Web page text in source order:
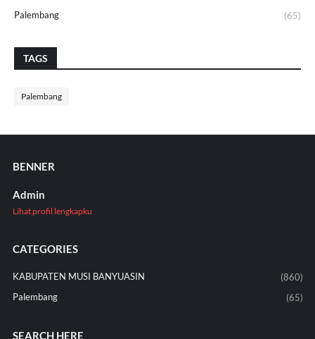
Palembang (65)
TAGS
Palembang
BENNER
Admin
Lihat profil lengkapku
CATEGORIES
KABUPATEN MUSI BANYUASIN
(860)
Palembang
(65)
SEARCH HERE